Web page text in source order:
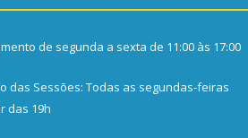
de segunda a sexta de 11:00 às 17:00
das Sessões: Todas as segundas-feiras
das 19h